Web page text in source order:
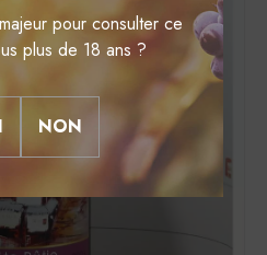
pour consulter ce
plus de 18 ans ?
NON